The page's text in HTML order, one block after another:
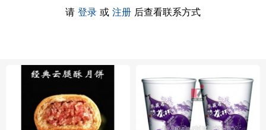
请 登录 或 注册 后查看联系方式